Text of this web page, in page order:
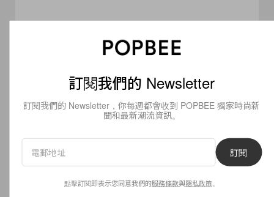
擁有亮麗秀髮的女生都懂：要
保持髮絲順滑健康，洗頭時千
萬不能做的 3 件事
Read Next
訂閱我們的 Newsletter
訂閱我們的 Newsletter，你每週都會收到 POPBEE 獨家時尚新
聞和最新潮流資訊。
訂閱
點擊訂閱即表示您同意我們的服務條款與隱私政策